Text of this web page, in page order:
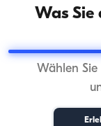
Was Sie
Wählen